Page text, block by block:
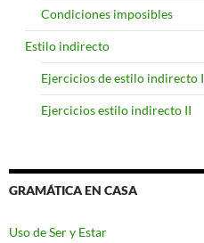
Condiciones imposibles
Estilo indirecto
Ejercicios de estilo indirecto I
Ejercicios estilo indirecto II
GRAMÁTICA EN CASA
Uso de Ser y Estar